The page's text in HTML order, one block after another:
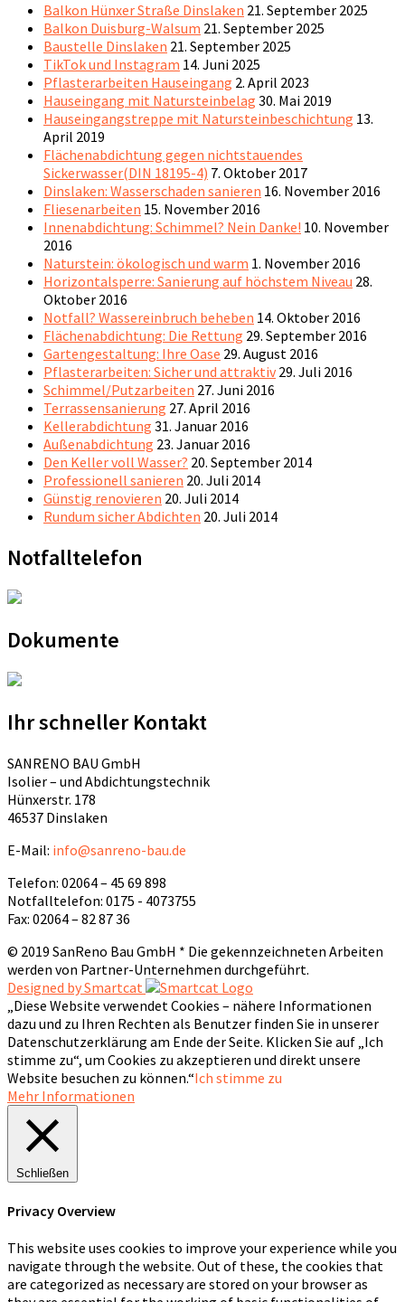
Balkon Hünxer Straße Dinslaken 21. September 2025
Balkon Duisburg-Walsum 21. September 2025
Baustelle Dinslaken 21. September 2025
TikTok und Instagram 14. Juni 2025
Pflasterarbeiten Hauseingang 2. April 2023
Hauseingang mit Natursteinbelag 30. Mai 2019
Hauseingangstreppe mit Natursteinbeschichtung 13.
April 2019
Flächenabdichtung gegen nichtstauendes
Sickerwasser(DIN 18195-4) 7. Oktober 2017
Dinslaken: Wasserschaden sanieren 16. November 2016
Fliesenarbeiten 15. November 2016
Innenabdichtung: Schimmel? Nein Danke! 10. November
2016
Naturstein: ökologisch und warm 1. November 2016
Horizontalsperre: Sanierung auf höchstem Niveau 28.
Oktober 2016
Notfall? Wassereinbruch beheben 14. Oktober 2016
Flächenabdichtung: Die Rettung 29. September 2016
Gartengestaltung: Ihre Oase 29. August 2016
Pflasterarbeiten: Sicher und attraktiv 29. Juli 2016
Schimmel/Putzarbeiten 27. Juni 2016
Terrassensanierung 27. April 2016
Kellerabdichtung 31. Januar 2016
Außenabdichtung 23. Januar 2016
Den Keller voll Wasser? 20. September 2014
Professionell sanieren 20. Juli 2014
Günstig renovieren 20. Juli 2014
Rundum sicher Abdichten 20. Juli 2014
Notfalltelefon
Dokumente
Ihr schneller Kontakt
SANRENO BAU GmbH
Isolier – und Abdichtungstechnik
Hünxerstr. 178
46537 Dinslaken
E-Mail: info@sanreno-bau.de
Telefon: 02064 – 45 69 898
Notfalltelefon: 0175 - 4073755
Fax: 02064 – 82 87 36
© 2019 SanReno Bau GmbH * Die gekennzeichneten Arbeiten
werden von Partner-Unternehmen durchgeführt.
Designed by Smartcat
„Diese Website verwendet Cookies – nähere Informationen
dazu und zu Ihren Rechten als Benutzer finden Sie in unserer
Datenschutzerklärung am Ende der Seite. Klicken Sie auf „Ich
stimme zu“, um Cookies zu akzeptieren und direkt unsere
Website besuchen zu können.“Ich stimme zu
Mehr Informationen
Schließen
Privacy Overview
This website uses cookies to improve your experience while you
navigate through the website. Out of these, the cookies that
are categorized as necessary are stored on your browser as